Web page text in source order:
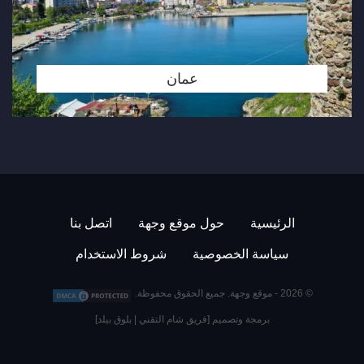
عمان
الرئيسية حول موقع وجهة اتصل بنا
سياسة الخصوصية شروط الاستخدام
© 2026 - موقع وجهة. جميع الحقوق محفوظة.
برمجة وتصميم [فريق شام التقني بلوق بيلد]